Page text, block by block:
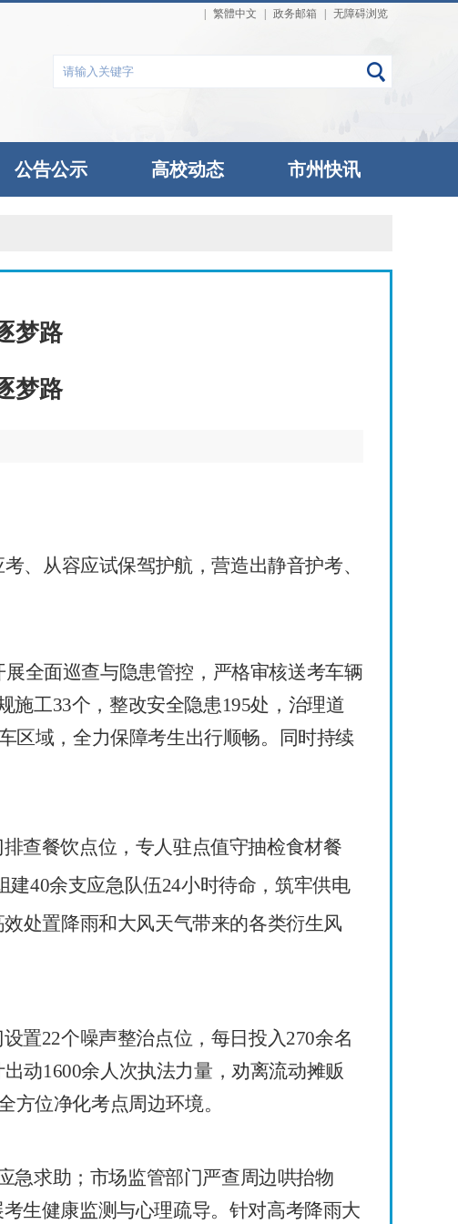
繁體中文 政务邮箱 无障碍浏览
公告公示 高校动态 市州快讯
梦路
梦路
、从容应试保驾护航，营造出静音护考、
展全面巡查与隐患管控，严格审核送考车辆
施工33个，整改安全隐患195处，治理道
区域，全力保障考生出行顺畅。同时持续
查餐饮点位，专人驻点值守抽检食材餐
建40余支应急队伍24小时待命，筑牢供电
处置降雨和大风天气带来的各类衍生风
置22个噪声整治点位，每日投入270余名
出动1600余人次执法力量，劝离流动摊贩
方位净化考点周边环境。
急求助；市场监管部门严查周边哄抬物
生健康监测与心理疏导。针对高考降雨大